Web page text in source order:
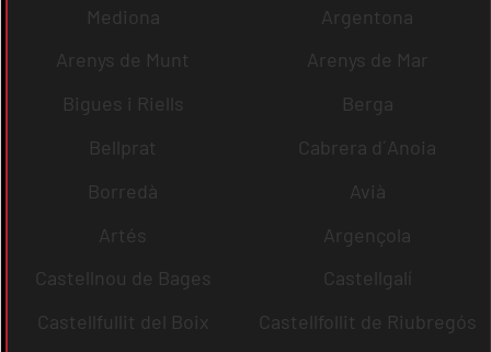
Mediona
Argentona
Arenys de Munt
Arenys de Mar
Bigues i Riells
Berga
Bellprat
Cabrera d´Anoia
Borredà
Avià
Artés
Argençola
Castellnou de Bages
Castellgalí
Castellfullit del Boix
Castellfollit de Riubregós